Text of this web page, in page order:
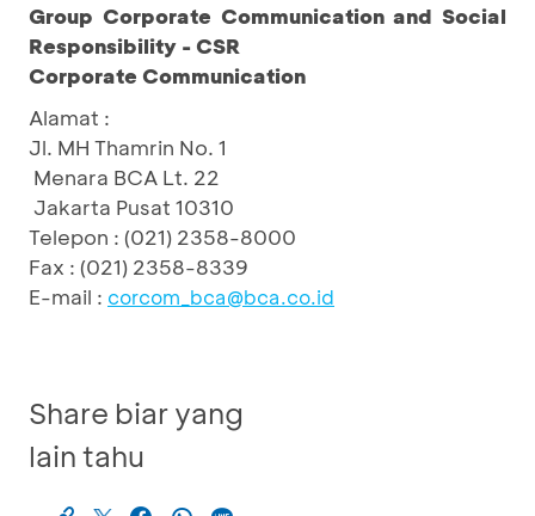
Group Corporate Communication and Social
Responsibility - CSR
Corporate Communication
Alamat :
Jl. MH Thamrin No. 1
Menara BCA Lt. 22
Jakarta Pusat 10310
Telepon : (021) 2358-8000
Fax : (021) 2358-8339
E-mail : corcom_bca@bca.co.id
Share biar yang
lain tahu